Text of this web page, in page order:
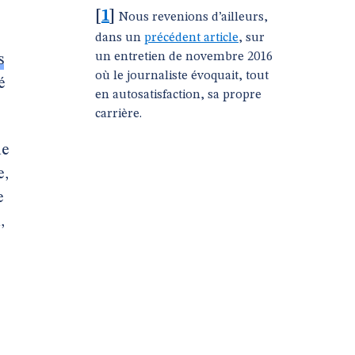
1
Nous revenions d’ailleurs,
dans un précédent article, sur
un entretien de novembre 2016
où le journaliste évoquait, tout
en autosatisfaction, sa propre
carrière.